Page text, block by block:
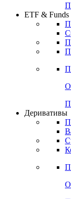
ETF & Funds
Деривативы